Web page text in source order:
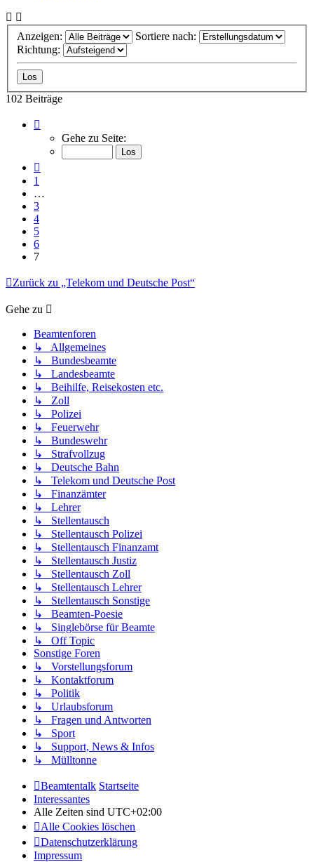
Anzeigen:
Sortiere nach:
Richtung:
102 Beiträge
von
Gehe zu Seite:
1
…
3
4
5
6
7
Zurück zu „Telekom und Deutsche Post“
Gehe zu
Beamtenforen
↳ Allgemeines
↳ Bundesbeamte
↳ Landesbeamte
↳ Beihilfe, Reisekosten etc.
↳ Zoll
↳ Polizei
↳ Feuerwehr
↳ Bundeswehr
↳ Strafvollzug
↳ Deutsche Bahn
↳ Telekom und Deutsche Post
↳ Finanzämter
↳ Lehrer
↳ Stellentausch
↳ Stellentausch Polizei
↳ Stellentausch Finanzamt
↳ Stellentausch Justiz
↳ Stellentausch Zoll
↳ Stellentausch Lehrer
↳ Stellentausch Sonstige
↳ Beamten-Poesie
↳ Singlebörse für Beamte
↳ Off Topic
Sonstige Foren
↳ Vorstellungsforum
↳ Kontaktforum
↳ Politik
↳ Urlaubsforum
↳ Fragen und Antworten
↳ Sport
↳ Support, News & Infos
↳ Mülltonne
Beamtentalk Startseite
Interessantes
Alle Zeiten sind UTC+02:00
Alle Cookies löschen
Datenschutzerklärung
Impressum